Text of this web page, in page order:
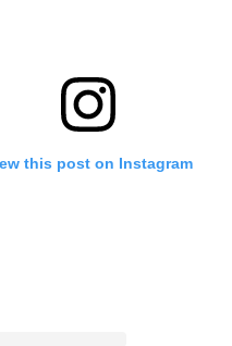
this post on Instagram